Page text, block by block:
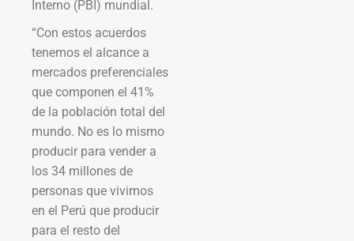
Interno (PBI) mundial.
“Con estos acuerdos
tenemos el alcance a
mercados preferenciales
que componen el 41%
de la población total del
mundo. No es lo mismo
producir para vender a
los 34 millones de
personas que vivimos
en el Perú que producir
para el resto del